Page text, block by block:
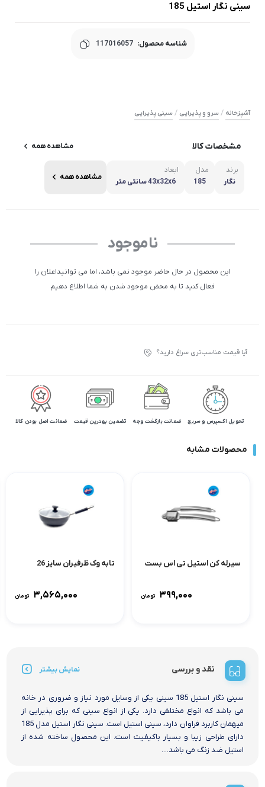
سینی نگار استیل 185
شناسه محصول: 117016057
آشپزخانه / سرو و پذیرایی / سینی پذیرایی
مشخصات کالا مشاهده همه
برند
نگار
مدل
185
ابعاد
43x32x6 سانتی متر
مشاهده همه
ناموجود
این محصول در حال حاضر موجود نمی باشد، اما می توانیداعلان را
فعال کنید تا به محض موجود شدن به شما اطلاع دهیم
آیا قیمت مناسب‌تری سراغ دارید؟
تحویل اکسپرس و سریع ضمانت بازگشت وجه تضمین بهترین قیمت ضمانت اصل بودن کالا
محصولات مشابه
سیرله کن استیل تی اس بست
۳۹۹,۰۰۰ تومان
تابه وک ظرفیران سایز 26
۳,۵۶۵,۰۰۰ تومان
نقد و بررسی نمایش بیشتر
سینی نگار استیل 185 سینی یکی از وسایل مورد نیاز و ضروری در خانه
می باشد که انواع مختلفی دارد. یکی از انواع سینی که برای پذیرایی از
میهمان کاربرد فراوان دارد، سینی استیل است. سینی نگار استیل مدل 185
دارای طراحی زیبا و بسیار باکیفیت است. این محصول ساخته شده از
استیل ضد زنگ می باشد....